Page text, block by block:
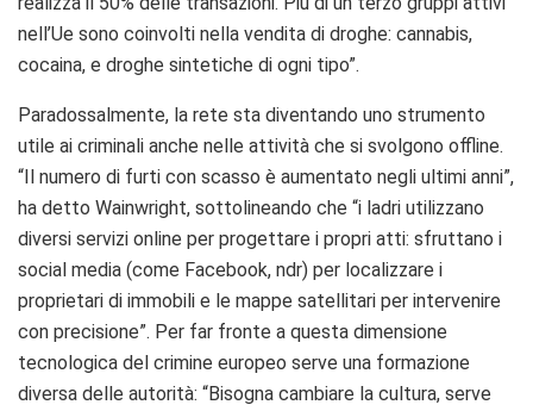
nell’Ue sono coinvolti nella vendita di droghe: cannabis,
cocaina, e droghe sintetiche di ogni tipo”.
Paradossalmente, la rete sta diventando uno strumento
utile ai criminali anche nelle attività che si svolgono offline.
“Il numero di furti con scasso è aumentato negli ultimi anni”,
ha detto Wainwright, sottolineando che “i ladri utilizzano
diversi servizi online per progettare i propri atti: sfruttano i
social media (come Facebook, ndr) per localizzare i
proprietari di immobili e le mappe satellitari per intervenire
con precisione”. Per far fronte a questa dimensione
tecnologica del crimine europeo serve una formazione
diversa delle autorità: “Bisogna cambiare la cultura, serve